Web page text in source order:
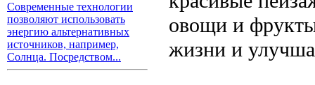
Современные технологии
позволяют использовать
энергию альтернативных
источников, например,
Солнца. Посредством...
овощи и фрукты
жизни и